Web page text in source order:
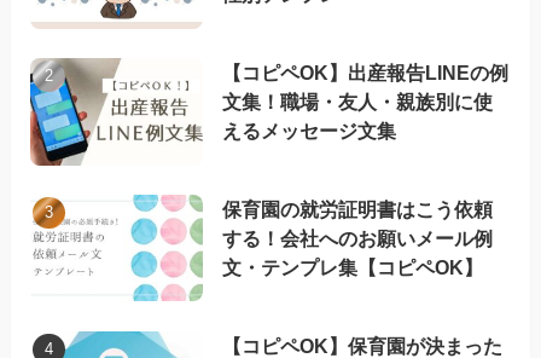
【コピペOK】出産報告LINEの例
文集！職場・友人・親族別に使
えるメッセージ文集
保育園の就労証明書はこう依頼
する！会社へのお願いメール例
文・テンプレ集【コピペOK】
【コピペOK】保育園が決まった